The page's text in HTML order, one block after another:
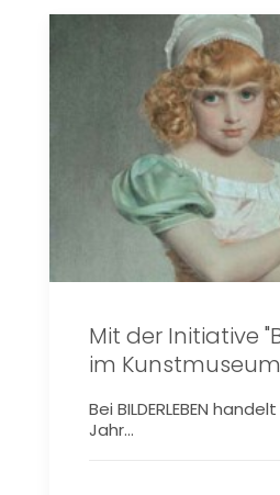
Mit der Initiative
im Kunstmuseum
Bei BILDERLEBEN
Jahr…